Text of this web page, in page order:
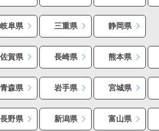
岐阜県 三重県 静岡県
佐賀県 長崎県 熊本県
青森県 岩手県 宮城県
長野県 新潟県 富山県